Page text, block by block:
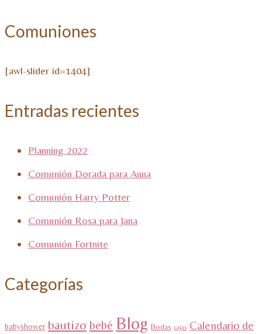
Comuniones
[awl-slider id=1404]
Entradas recientes
Planning 2022
Comunión Dorada para Anna
Comunión Harry Potter
Comunión Rosa para Jana
Comunión Fortnite
Categorías
babyshower bautizo bebé Blog Bodas cajas Calendario de